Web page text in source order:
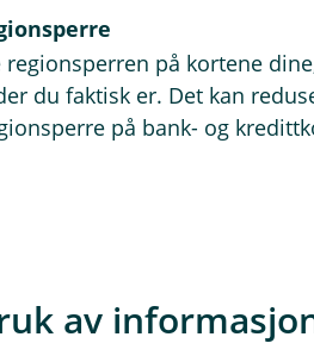
på kortene
du faktisk er. Det kan
på bank- og
eller henter leiebil,
påvirker ikke
av